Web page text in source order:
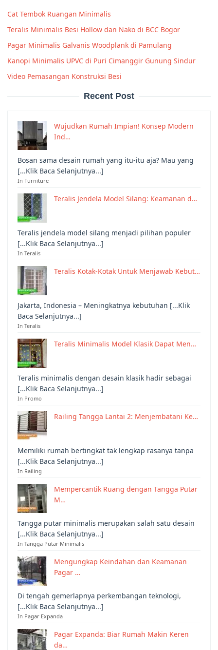
Cat Tembok Ruangan Minimalis
Teralis Minimalis Besi Hollow dan Nako di BCC Bogor
Pagar Minimalis Galvanis Woodplank di Pamulang
Kanopi Minimalis UPVC di Puri Cimanggir Gunung Sindur
Video Pemasangan Konstruksi Besi
Recent Post
Wujudkan Rumah Impian! Konsep Modern
Ind…
Bosan sama desain rumah yang itu-itu aja? Mau yang
[...Klik Baca Selanjutnya...]
In Furniture
Teralis Jendela Model Silang: Keamanan d…
Teralis jendela model silang menjadi pilihan populer
[...Klik Baca Selanjutnya...]
In Teralis
Teralis Kotak-Kotak Untuk Menjawab Kebut…
Jakarta, Indonesia – Meningkatnya kebutuhan [...Klik
Baca Selanjutnya...]
In Teralis
Teralis Minimalis Model Klasik Dapat Men…
Teralis minimalis dengan desain klasik hadir sebagai
[...Klik Baca Selanjutnya...]
In Promo
Railing Tangga Lantai 2: Menjembatani Ke…
Memiliki rumah bertingkat tak lengkap rasanya tanpa
[...Klik Baca Selanjutnya...]
In Railing
Mempercantik Ruang dengan Tangga Putar
M…
Tangga putar minimalis merupakan salah satu desain
[...Klik Baca Selanjutnya...]
In Tangga Putar Minimalis
Mengungkap Keindahan dan Keamanan
Pagar …
Di tengah gemerlapnya perkembangan teknologi,
[...Klik Baca Selanjutnya...]
In Pagar Expanda
Pagar Expanda: Biar Rumah Makin Keren
da…